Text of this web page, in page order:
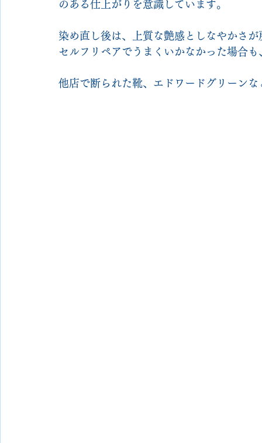
のある仕上がりを意識しています。
染め直し後は、上質な艶感としなやかさ
セルフリペアでうまくいかなかった場合
他店で断られた靴、エドワードグリーン